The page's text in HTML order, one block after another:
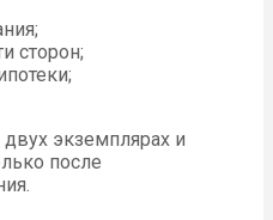
сторон;
экземплярах и
после